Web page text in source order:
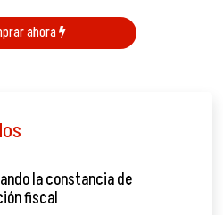
ahora
la constancia de
fiscal